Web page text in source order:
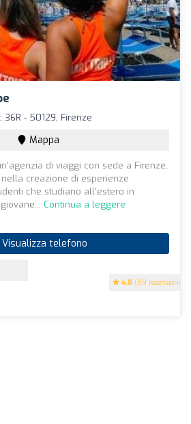
4.8 (89 recensioni)
36R - 50129, Firenze
Mappa
di viaggi con sede a Firenze,
creazione di esperienze
che studiano all'estero in
Continua a leggere
telefono